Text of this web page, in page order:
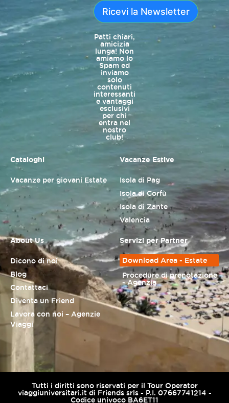
Ricevi la Newsletter
Patti chiari,
amicizia
lunga! Non
amiamo lo
Spam ed
inviamo
solo
contenuti
interessanti
e vantaggi
esclusivi
per chi
entra nel
nostro
club!
Cataloghi
Vacanze per giovani Estate
Vacanze Estive
Isola di Pag
Isola di Corfù
Isola di Zante
Valencia
About Us
Dicono di noi
Blog
Contattaci
Diventa un Friend
Lavora con noi – Agenzie
Viaggi
Servizi per Partner
Download Area - Estate
Procedure di prenotazione
- Agenzia
Tutti i diritti sono riservati per il Tour Operator
viaggiuniversitari.it di Friends srls - P.I. 07667741214 -
Codice univoco BA6ET11